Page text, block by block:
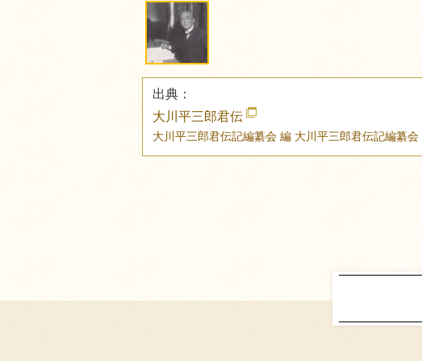
出典：
大川平三郎君伝
大川平三郎君伝記編纂会 編 大川平三郎君伝記編纂会